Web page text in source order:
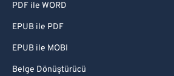
PDF ile WORD
EPUB ile PDF
EPUB ile MOBI
Belge Dönüştürücü